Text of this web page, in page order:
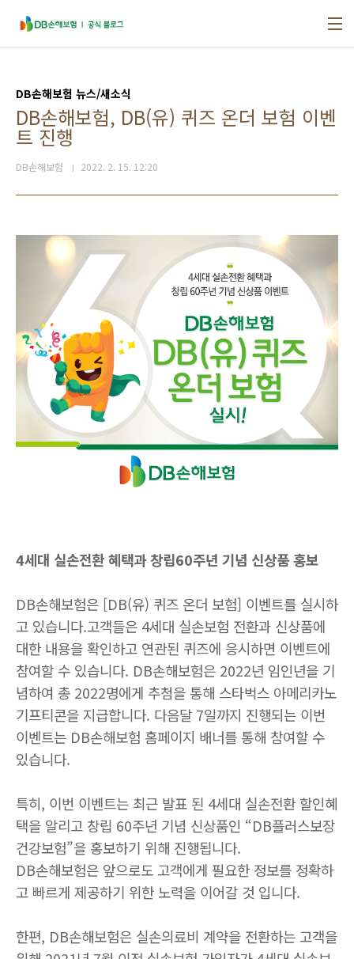
DB손해보험 뉴스/새소식
DB손해보험, DB(유) 퀴즈 온더 보험 이벤
트 진행
DB손해보험 2022. 2. 15. 12:20
4세대 실손전환 혜택과 창립60주년 기념 신상품 홍보
DB손해보험은 [DB(유) 퀴즈 온더 보험] 이벤트를 실시하
고 있습니다.고객들은 4세대 실손보험 전환과 신상품에
대한 내용을 확인하고 연관된 퀴즈에 응시하면 이벤트에
참여할 수 있습니다. DB손해보험은 2022년 임인년을 기
념하여 총 2022명에게 추첨을 통해 스타벅스 아메리카노
기프티콘을 지급합니다. 다음달 7일까지 진행되는 이번
이벤트는 DB손해보험 홈페이지 배너를 통해 참여할 수
있습니다.
특히, 이번 이벤트는 최근 발표 된 4세대 실손전환 할인혜
택을 알리고 창립 60주년 기념 신상품인 “DB플러스보장
건강보험”을 홍보하기 위해 진행됩니다.
DB손해보험은 앞으로도 고객에게 필요한 정보를 정확하
고 빠르게 제공하기 위한 노력을 이어갈 것 입니다.
한편, DB손해보험은 실손의료비 계약을 전환하는 고객을